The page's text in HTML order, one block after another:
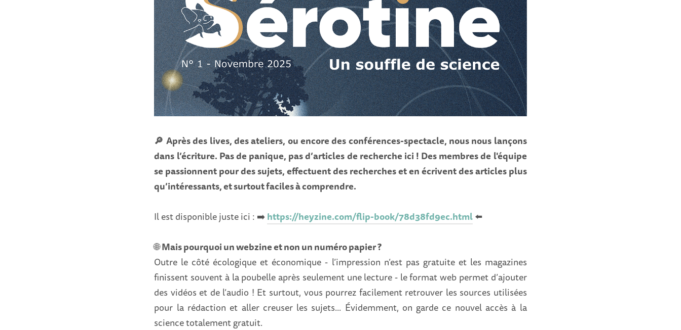
🔎 Après des lives, des ateliers, ou encore des conférences-spectacle, nous nous lançons
dans l’écriture. Pas de panique, pas d’articles de recherche ici ! Des membres de l'équipe
se passionnent pour des sujets, effectuent des recherches et en écrivent des articles plus
qu’intéressants, et surtout faciles à comprendre.
Il est disponible juste ici : ➡️https://heyzine.com/flip-book/78d38fd9ec.html⬅️
🌐Mais pourquoi un webzine et non un numéro papier ?
Outre le côté écologique et économique - l’impression n’est pas gratuite et les magazines
finissent souvent à la poubelle après seulement une lecture - le format web permet d’ajouter
des vidéos et de l’audio ! Et surtout, vous pourrez facilement retrouver les sources utilisées
pour la rédaction et aller creuser les sujets... Évidemment, on garde ce nouvel accès à la
science totalement gratuit.